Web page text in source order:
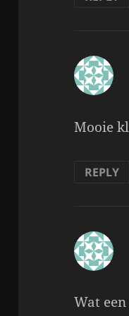
Mooie
REPLY
Wat